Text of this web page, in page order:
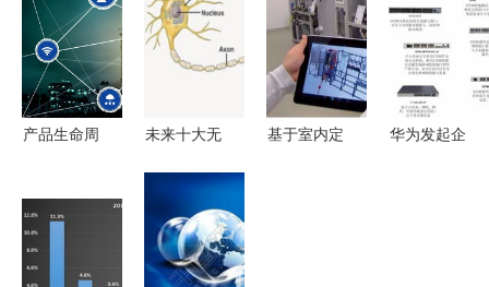
聚焦网络技
术与产教融
技术的新前
沿
网络技术赋
能工业转型
新篇章
产品生命周
变革与网络
技术应用
未来十大无
基于室内定
华为发起企